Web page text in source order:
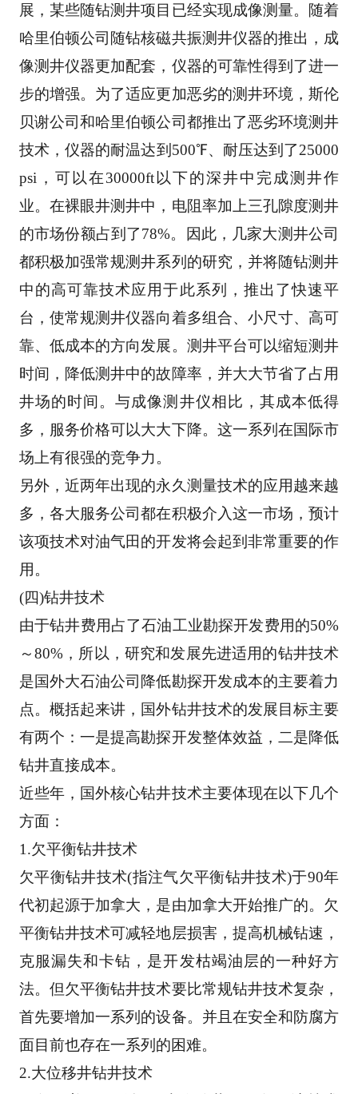
展，某些随钻测井项目已经实现成像测量。随着
哈里伯顿公司随钻核磁共振测井仪器的推出，成
像测井仪器更加配套 ，仪器的可靠性得到了进一
步的增强。为了适应更加恶劣的测井环境，斯伦
贝谢公司和哈里伯顿公司都推出了恶劣环境测井
技术，仪器的耐温达到500℉、耐压达到了25000
psi，可以在30000ft以下的深井中完成测井作
业。在裸眼井测井中，电阻率加上三孔隙度测井
的市场份额占到了78%。因此， 几家大测井公司
都积极加强常规测井系列的研究，并将随钻测井
中的高可靠技术应用于此系列，推出了快速平
台，使常规测井仪器向着多组合、小尺寸、高可
靠、低成本的方向发展。测井平台可以缩短测井
时间，降低测井中的故障率，并大大节省了占用
井场的时间。与成像测井仪相比，其成本低得
多，服务价格可以大大下降。这一系列在国际市
场上有很强的竞争力。
另外，近两年出现的永久测量技术的应用越来越
多，各大服务公司都在积极介入这一市场，预计
该项技术对油气田的开发将会起到非常重要的作
用。
(四)钻井技术
由于钻井费用占了石油工业勘探开发费用的50%
～80%，所以，研究和发展先进适用的钻井技术
是国外大石油公司降低勘探开发成本的主要着力
点。概括起来讲，国外钻井技术的发展目标主要
有两个 ：一是提高勘探开发整体效益，二是降低
钻井直接成本。
近些年，国外核心钻井技术主要体现在以下几个
方面：
1.欠平衡钻井技术
欠平衡钻井技术(指注气欠平衡钻井技术)于90年
代初起源于加拿大，是由加拿大开始推广的。欠
平衡钻井技术可减轻地层损害，提高机械钻速，
克服漏失和卡钻，是开发枯竭油层的一种好方
法。但欠平衡钻井技术要比常规钻井技术复杂，
首先要增加一系列的设备。并且在安全和防腐方
面目前也存在一系列的困难。
2.大位移井钻井技术